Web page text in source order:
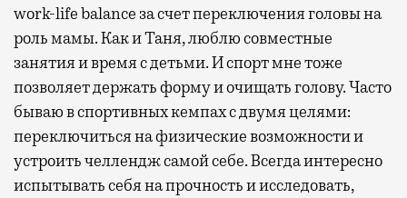
work-life balance за счет переключения головы на
роль мамы. Как и Таня, люблю совместные
занятия и время с детьми. И спорт мне тоже
позволяет держать форму и очищать голову. Часто
бываю в спортивных кемпах с двумя целями:
переключиться на физические возможности и
устроить челлендж самой себе. Всегда интересно
испытывать себя на прочность и исследовать,